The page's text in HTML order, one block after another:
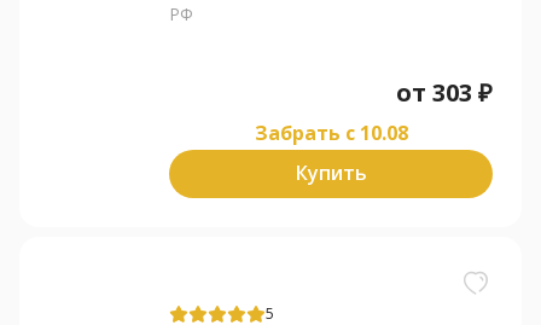
РФ
от 303 ₽
Забрать c 10.08
Купить
5